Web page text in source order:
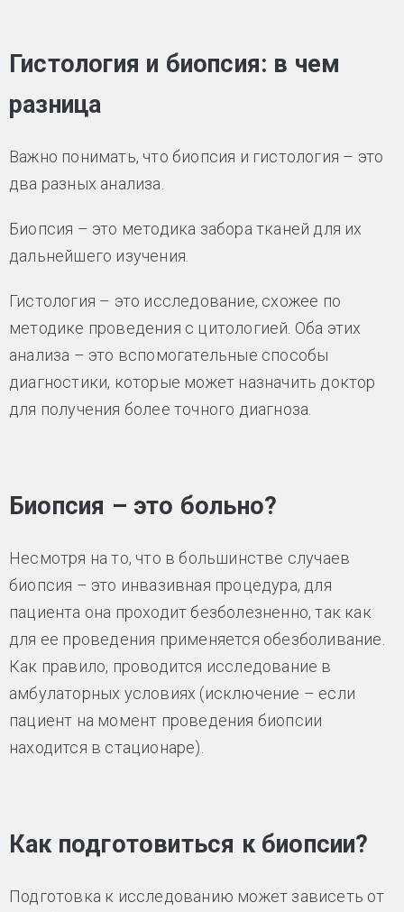
Гистология и биопсия: в чем
разница
Важно понимать, что биопсия и гистология – это
два разных анализа.
Биопсия – это методика забора тканей для их
дальнейшего изучения.
Гистология – это исследование, схожее по
методике проведения с цитологией. Оба этих
анализа – это вспомогательные способы
диагностики, которые может назначить доктор
для получения более точного диагноза.
Биопсия – это больно?
Несмотря на то, что в большинстве случаев
биопсия – это инвазивная процедура, для
пациента она проходит безболезненно, так как
для ее проведения применяется обезболивание.
Как правило, проводится исследование в
амбулаторных условиях (исключение – если
пациент на момент проведения биопсии
находится в стационаре).
Как подготовиться к биопсии?
Подготовка к исследованию может зависеть от